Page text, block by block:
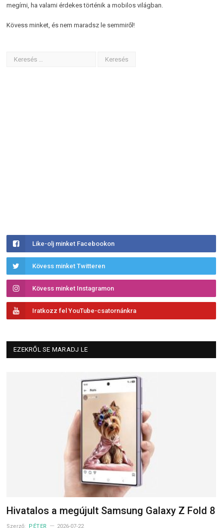
megírni, ha valami érdekes történik a mobilos világban.
Kövess minket, és nem maradsz le semmiről!
Like-olj minket Facebookon
Kövess minket Twitteren
Kövess minket Instagramon
Iratkozz fel YouTube-csatornánkra
EZEKRŐL SE MARADJ LE
Hivatalos a megújult Samsung Galaxy Z Fold 8
Szerző: PÉTER 2026-07-22